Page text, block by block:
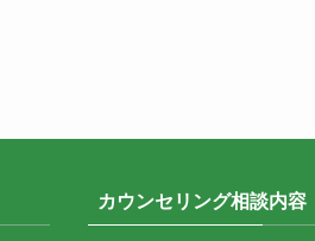
カウンセリング相談内容